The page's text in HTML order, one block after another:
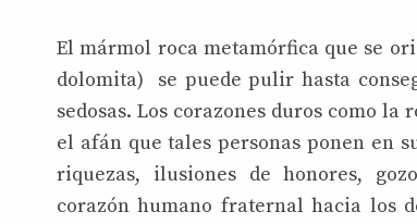
El mármol roca metamórfica que se
dolomita) se puede pulir hasta
sedosas. Los corazones duros como
el afán que tales personas ponen en
riquezas, ilusiones de honores,
corazón humano fraternal hacia los